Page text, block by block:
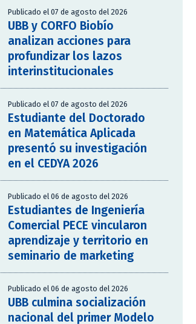
Publicado el 07 de agosto del 2026
UBB y CORFO Biobío
analizan acciones para
profundizar los lazos
interinstitucionales
Publicado el 07 de agosto del 2026
Estudiante del Doctorado
en Matemática Aplicada
presentó su investigación
en el CEDYA 2026
Publicado el 06 de agosto del 2026
Estudiantes de Ingeniería
Comercial PECE vincularon
aprendizaje y territorio en
seminario de marketing
Publicado el 06 de agosto del 2026
UBB culmina socialización
nacional del primer Modelo